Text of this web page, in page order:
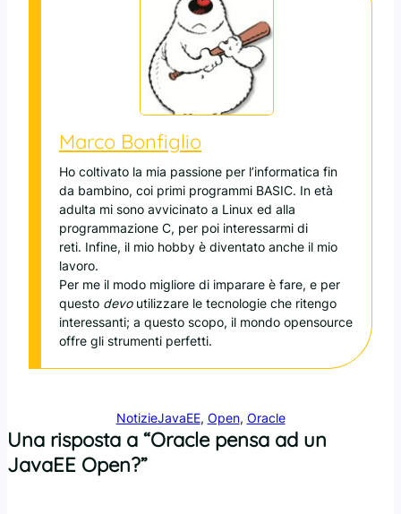
Marco Bonfiglio
Ho coltivato la mia passione per l’informatica fin
da bambino, coi primi programmi BASIC. In età
adulta mi sono avvicinato a Linux ed alla
programmazione C, per poi interessarmi di
reti. Infine, il mio hobby è diventato anche il mio
lavoro.
Per me il modo migliore di imparare è fare, e per
questo devoutilizzare le tecnologie che ritengo
interessanti; a questo scopo, il mondo opensource
offre gli strumenti perfetti.
NotizieJavaEE, Open, Oracle
Una risposta a “Oracle pensa ad un
JavaEE Open?”